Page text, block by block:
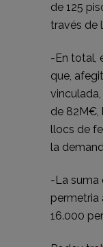
de 125
través de
-En total,
que,
de 82M€,
llocs de
la
-La suma
permetria
16.000